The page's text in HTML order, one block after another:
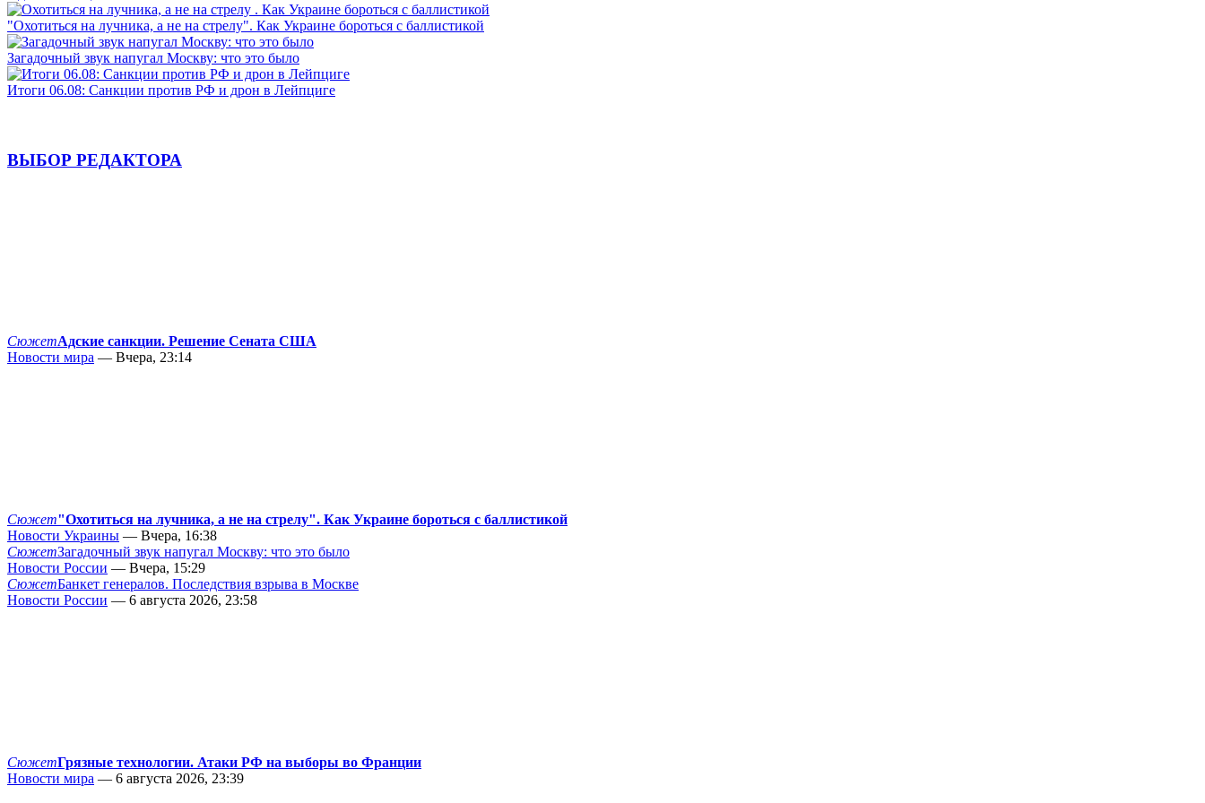
"Охотиться на лучника, а не на стрелу". Как Украине бороться с баллистикой
Загадочный звук напугал Москву: что это было
Итоги 06.08: Санкции против РФ и дрон в Лейпциге
ВЫБОР РЕДАКТОРА
СюжетАдские санкции. Решение Сената США
Новости мира — Вчера, 23:14
Сюжет"Охотиться на лучника, а не на стрелу". Как Украине бороться с баллистикой
Новости Украины — Вчера, 16:38
СюжетЗагадочный звук напугал Москву: что это было
Новости России — Вчера, 15:29
СюжетБанкет генералов. Последствия взрыва в Москве
Новости России — 6 августа 2026, 23:58
СюжетГрязные технологии. Атаки РФ на выборы во Франции
Новости мира — 6 августа 2026, 23:39